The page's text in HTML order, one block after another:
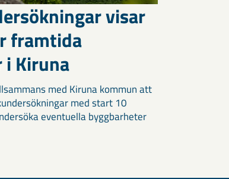
visar
framtida
i Kiruna
med Kiruna kommun att
med start 10
eventuella byggbarheter